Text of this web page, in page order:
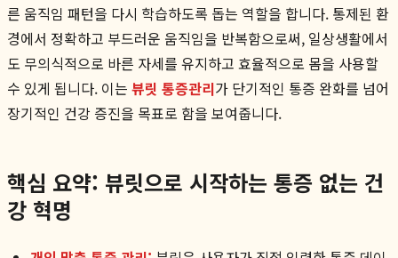
른 움직임 패턴을 다시 학습하도록 돕는 역할을 합니다. 통제된 환
경에서 정확하고 부드러운 움직임을 반복함으로써, 일상생활에서
도 무의식적으로 바른 자세를 유지하고 효율적으로 몸을 사용할
수 있게 됩니다. 이는 뷰릿 통증관리가 단기적인 통증 완화를 넘어
장기적인 건강 증진을 목표로 함을 보여줍니다.
핵심 요약: 뷰릿으로 시작하는 통증 없는 건
강 혁명